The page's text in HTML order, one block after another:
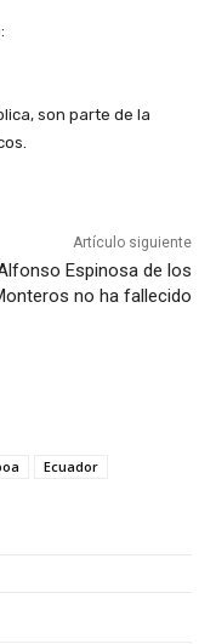
son parte de la
Artículo siguiente
Espinosa de los
no ha fallecido
Ecuador